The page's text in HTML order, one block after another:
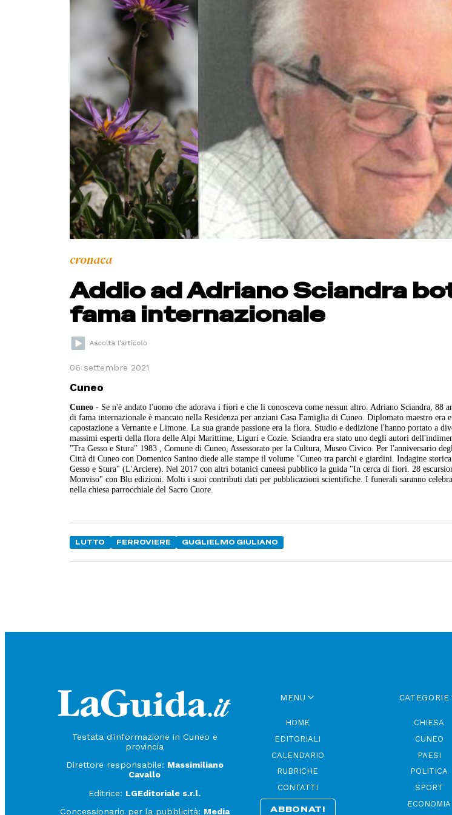
cronaca
Addio ad Adriano Sciandra
fama internazionale
06 settembre 2021
Cuneo
Cuneo - Se n'è andato l'uomo che adorava i fiori e che li conosceva come nessun altro. Adriano Sciandra, 88
di fama internazionale è mancato nella Residenza per anziani Casa Famiglia di Cuneo. Diplomato maestro era
capostazione a Vernante e Limone. La sua grande passione era la flora. Studio e dedizione l'hanno portato a
massimi esperti della flora delle Alpi Marittime, Liguri e Cozie. Sciandra era stato uno degli autori
"Tra Gesso e Stura" 1983 , Comune di Cuneo, Assessorato per la Cultura, Museo Civico. Per l'anniversario
Città di Cuneo con Domenico Sanino diede alle stampe il volume "Cuneo tra parchi e giardini. Indagine
Gesso e Stura" (L'Arciere). Nel 2017 con altri botanici cuneesi pubblico la guida "In cerca di fiori. 28
Monviso" con Blu edizioni. Molti i suoi contributi dati per pubblicazioni scientifiche. I funerali saranno
nella chiesa parrocchiale del Sacro Cuore.
LUTTO FERROVIERE GUGLIELMO GIULIANO
Testata d'informazione in Cuneo e
provincia
Direttore responsabile: Massimiliano
Cavallo
Editrice: LGEditoriale s.r.l.
Concessionario per la pubblicità: Media
MENU
HOME
EDITORIALI
CALENDARIO
RUBRICHE
CONTATTI
ABBONATI
CATEGORIE
CHIESA
CUNEO
PAESI
POLITICA
SPORT
ECONOMIA